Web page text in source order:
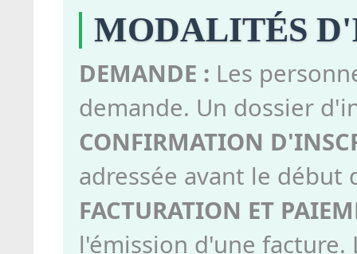
MODALITÉS
DEMANDE : Les
demande. Un dossier
CONFIRMATION
adressée avant le début
FACTURATION ET
l'émission d'une